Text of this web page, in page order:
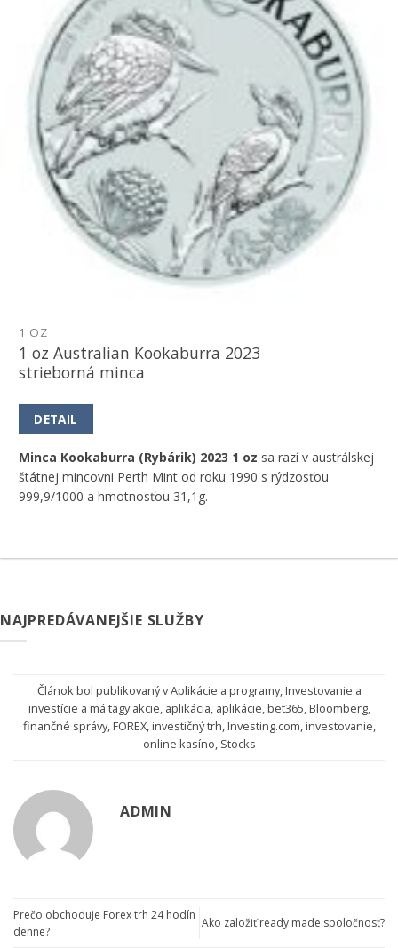
1 OZ
1 oz Australian Kookaburra 2023
strieborná minca
DETAIL
Minca Kookaburra (Rybárik) 2023 1 oz sa razí v austrálskej
štátnej mincovni Perth Mint od roku 1990 s rýdzosťou
999,9/1000 a hmotnosťou 31,1g.
NAJPREDÁVANEJŠIE SLUŽBY
Článok bol publikovaný vAplikácie a programy,Investovanie a
investície a má tagyakcie, aplikácia, aplikácie,bet365,Bloomberg,
finančné správy,FOREX,investičný trh,Investing.com,investovanie,
online kasíno, Stocks
ADMIN
Prečo obchoduje Forex trh 24 hodín
denne?
Ako založiť ready made spoločnosť?